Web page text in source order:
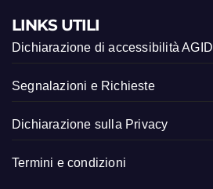
LINKS UTILI
Dichiarazione di accessibilità AGID
Segnalazioni e Richieste
Dichiarazione sulla Privacy
Termini e condizioni